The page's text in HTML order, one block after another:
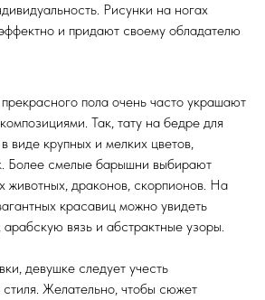
Рисунки на ногах
и придают своему обладателю
пола очень часто украшают
Так, тату на бедре для
виде крупных и мелких цветов,
Более смелые барышни выбирают
животных, драконов, скорпионов. На
красавиц можно увидеть
вязь и абстрактные узоры.
девушке следует учесть
Желательно, чтобы сюжет